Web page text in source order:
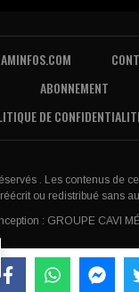
ABONNEMENT
DE
. Les contenus de
ou redistribué sans
: GROUPE CAVI